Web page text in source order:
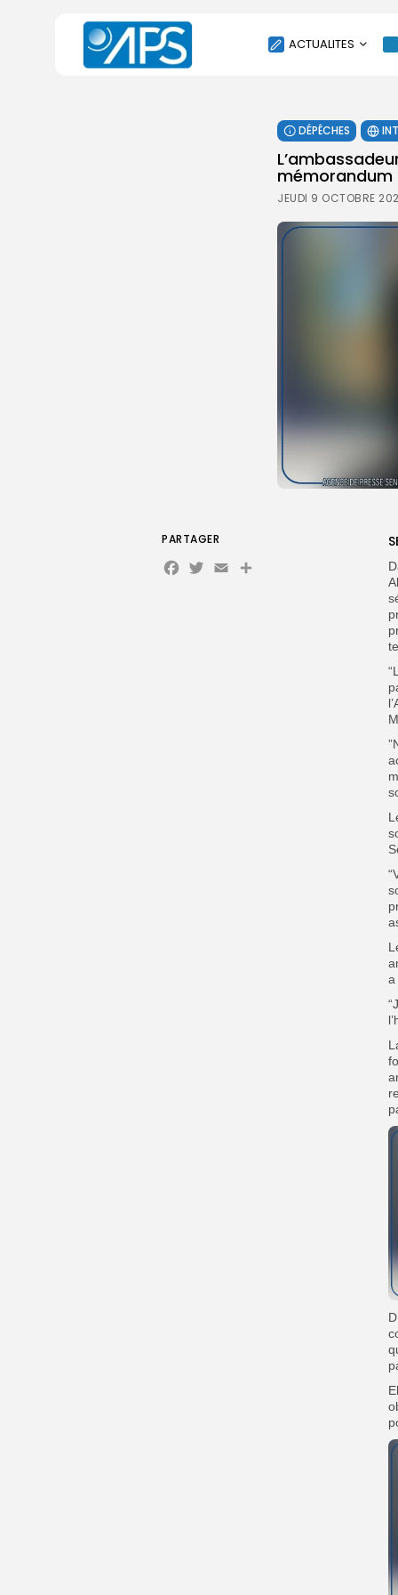
ACTUALITES
SOCIÉTÉ
ÉCONOMIE
CULTURE
ENVIRONNEMENT
DÉPÊCHES
mémorandum
JEUDI 9 OCTOBRE
a
PARTAGER
Facebook
Twitter
EmailPartager